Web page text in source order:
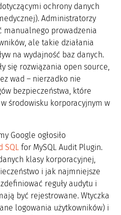
ochrony danych
Administratorzy
manualnego prowadzenia
ale takie działania
na wydajność baz danych.
się rozwiązania open source,
wad – nierzadko nie
bezpieczeństwa, które
środowisku korporacyjnym w
Google ogłosiło
SQL for MySQL Audit Plugin.
klasy korporacyjnej,
i jak najmniejsze
reguły audytu i
być rejestrowane. Wtyczka
logowania użytkowników) i